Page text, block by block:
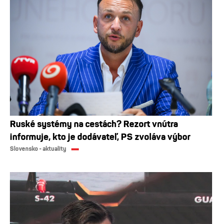
Ruské systémy na cestách? Rezort vnútra
informuje, kto je dodávateľ, PS zvoláva výbor
Slovensko - aktuality